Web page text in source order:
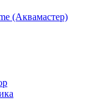
(Аквамастер)